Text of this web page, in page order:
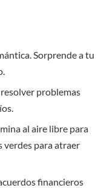
Sorprende a tu
problemas
al aire libre para
verdes para atraer
financieros